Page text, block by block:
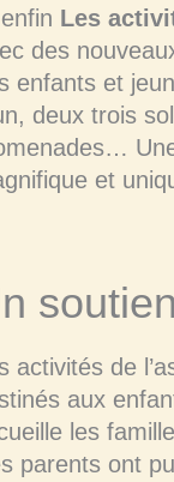
Les
des
enfants et
deux trois
et
activités de
aux
les
parents ont